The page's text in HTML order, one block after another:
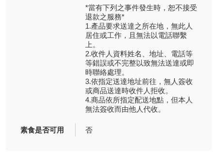
*當有下列之事件發生時，恕不接受
退款之服務*
1.產品要求送達之所在地，無此人
居住或工作，且無法以電話聯繫
上。
2.收件人資料姓名、地址、電話等
等錯誤或不完整以致無法送達或即
時聯絡處理。
3.依指定送達地址前往，無人簽收
或商品送達時收件人拒收。
4.商品依所指定配送地點，但本人
無法簽收而由他人代收。
素食是否可用 否